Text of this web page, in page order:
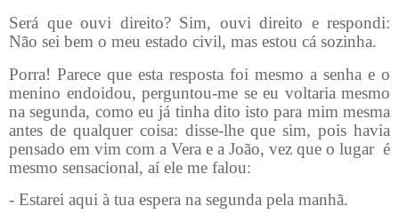
Será que ouvi direito? Sim, ouvi direito e respondi:
Não sei bem o meu estado civil, mas estou cá sozinha.
Porra! Parece que esta resposta foi mesmo a senha e o
menino endoidou, perguntou-me se eu voltaria mesmo
na segunda, como eu já tinha dito isto para mim mesma
antes de qualquer coisa: disse-lhe que sim, pois havia
pensado em vim com a Vera e a João, vez que o lugar é
mesmo sensacional, aí ele me falou:
- Estarei aqui à tua espera na segunda pela manhã.